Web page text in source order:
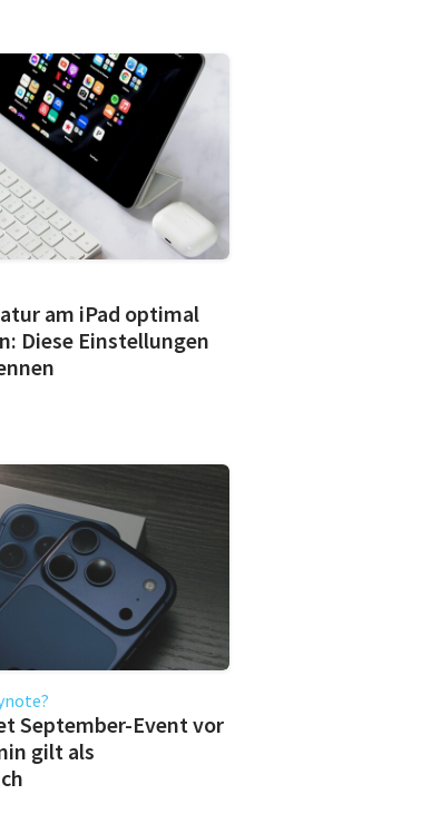
am iPad optimal
Diese Einstellungen
September-Event vor
gilt als